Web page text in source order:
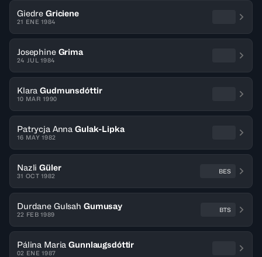
Giedre Griciene
21 ENE 1984
Josephine Grima
24 JUL 1984
Klara Gudmunsdóttir
10 MAR 1990
Patrycja Anna Gulak-Lipka
16 MAY 1982
Nazli Güler
31 OCT 1982
BES
Durdane Gulsah Gumusay
22 FEB 1989
BTS
Pálina Maria Gunnlaugsdóttir
02 ENE 1987